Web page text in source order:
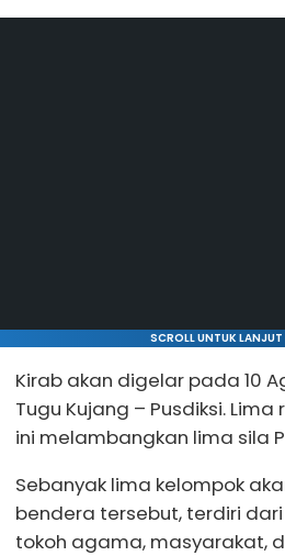
SCROLL UNTUK
Kirab akan digelar pada 10
Tugu Kujang – Pusdiksi.
ini melambangkan lima sila
Sebanyak lima kelompok
bendera tersebut, terdiri dari
tokoh agama, masyarakat,